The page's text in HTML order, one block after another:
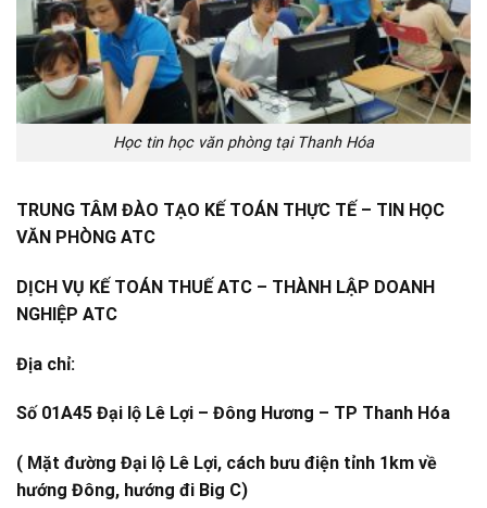
Học tin học văn phòng tại Thanh Hóa
TRUNG TÂM ĐÀO TẠO KẾ TOÁN THỰC TẾ – TIN HỌC
VĂN PHÒNG ATC
DỊCH VỤ KẾ TOÁN THUẾ ATC – THÀNH LẬP DOANH
NGHIỆP ATC
Địa chỉ:
Số 01A45 Đại lộ Lê Lợi – Đông Hương – TP Thanh Hóa
( Mặt đường Đại lộ Lê Lợi, cách bưu điện tỉnh 1km về
hướng Đông, hướng đi Big C)